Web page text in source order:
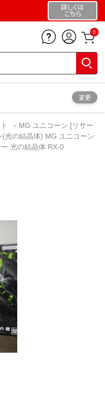
詳しくは
こちら
0
変更
MG ユニコーン [リサー
光の結晶体) MG ユニコーン
光の結晶体 RX-0